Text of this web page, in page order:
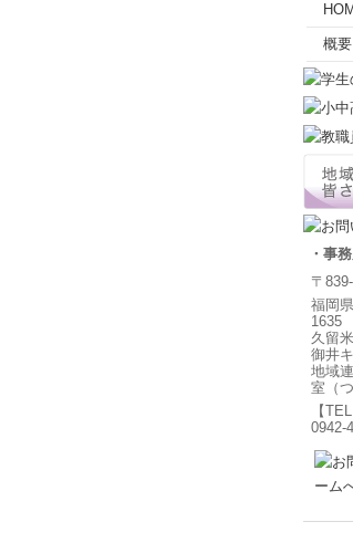
概要
・事
〒
福岡
1635
久留
御井
地域
室（
【
0942-